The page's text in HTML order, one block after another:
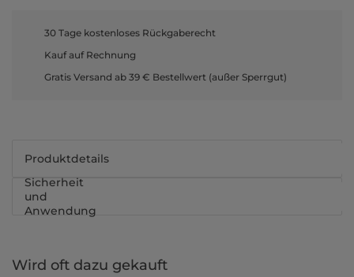
30 Tage kostenloses Rückgaberecht
Kauf auf Rechnung
Gratis Versand ab 39 € Bestellwert (außer Sperrgut)
Produktdetails
Sicherheit
und
Anwendung
Wird oft dazu gekauft